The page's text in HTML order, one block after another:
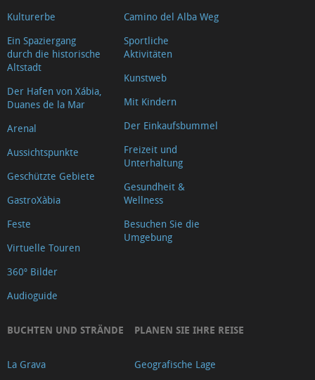
Kulturerbe
Ein Spaziergang
durch die historische
Altstadt
Der Hafen von Xábia,
Duanes de la Mar
Arenal
Aussichtspunkte
Geschützte Gebiete
GastroXàbia
Feste
Virtuelle Touren
360º Bilder
Audioguide
Camino del Alba Weg
Sportliche
Aktivitäten
Kunstweb
Mit Kindern
Der Einkaufsbummel
Freizeit und
Unterhaltung
Gesundheit &
Wellness
Besuchen Sie die
Umgebung
BUCHTEN UND STRÄNDE
La Grava
PLANEN SIE IHRE REISE
Geografische Lage